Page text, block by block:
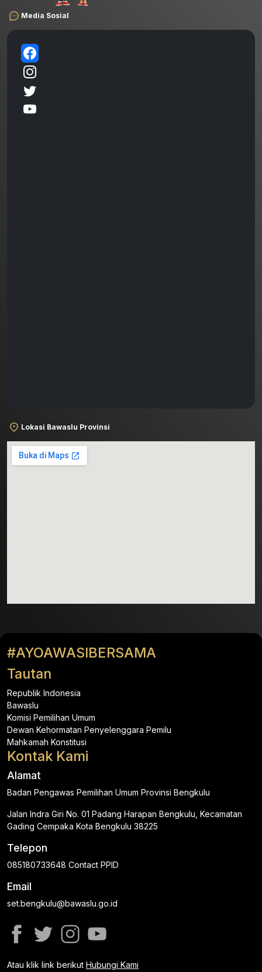
Media Sosial
Lokasi Bawaslu Provinsi
#AYOAWASIBERSAMA
Tautan
Republik Indonesia
Bawaslu
Komisi Pemilihan Umum
Dewan Kehormatan Penyelenggara Pemilu
Mahkamah Konstitusi
Kontak Kami
Alamat
Badan Pengawas Pemilihan Umum Provinsi Bengkulu
Jalan Indra Giri No. 01 Padang Harapan Bengkulu, Kecamatan
Gading Cempaka Kota Bengkulu 38225
Telepon
085180733648 Contact PPID
Email
set.bengkulu@bawaslu.go.id
Atau klik link berikut Hubungi Kami